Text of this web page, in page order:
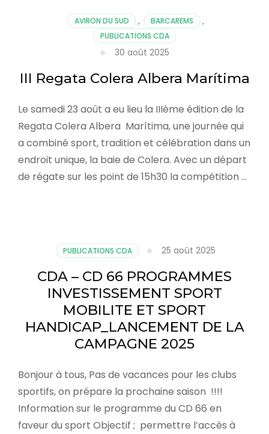
AVIRON DU SUD , BARCAREMS
,
PUBLICATIONS CDA
30 août 2025
III Regata Colera Albera Marítima
Le samedi 23 août a eu lieu la IIIème édition de la
Regata Colera Albera Marítima, une journée qui
a combiné sport, tradition et célébration dans un
endroit unique, la baie de Colera. Avec un départ
de régate sur les point de 15h30 la compétition …
PUBLICATIONS CDA 25 août 2025
CDA – CD 66 PROGRAMMES
INVESTISSEMENT SPORT
MOBILITE ET SPORT
HANDICAP_LANCEMENT DE LA
CAMPAGNE 2025
Bonjour à tous, Pas de vacances pour les clubs
sportifs, on prépare la prochaine saison !!!!
Information sur le programme du CD 66 en
faveur du sport Objectif ; permettre l’accès à